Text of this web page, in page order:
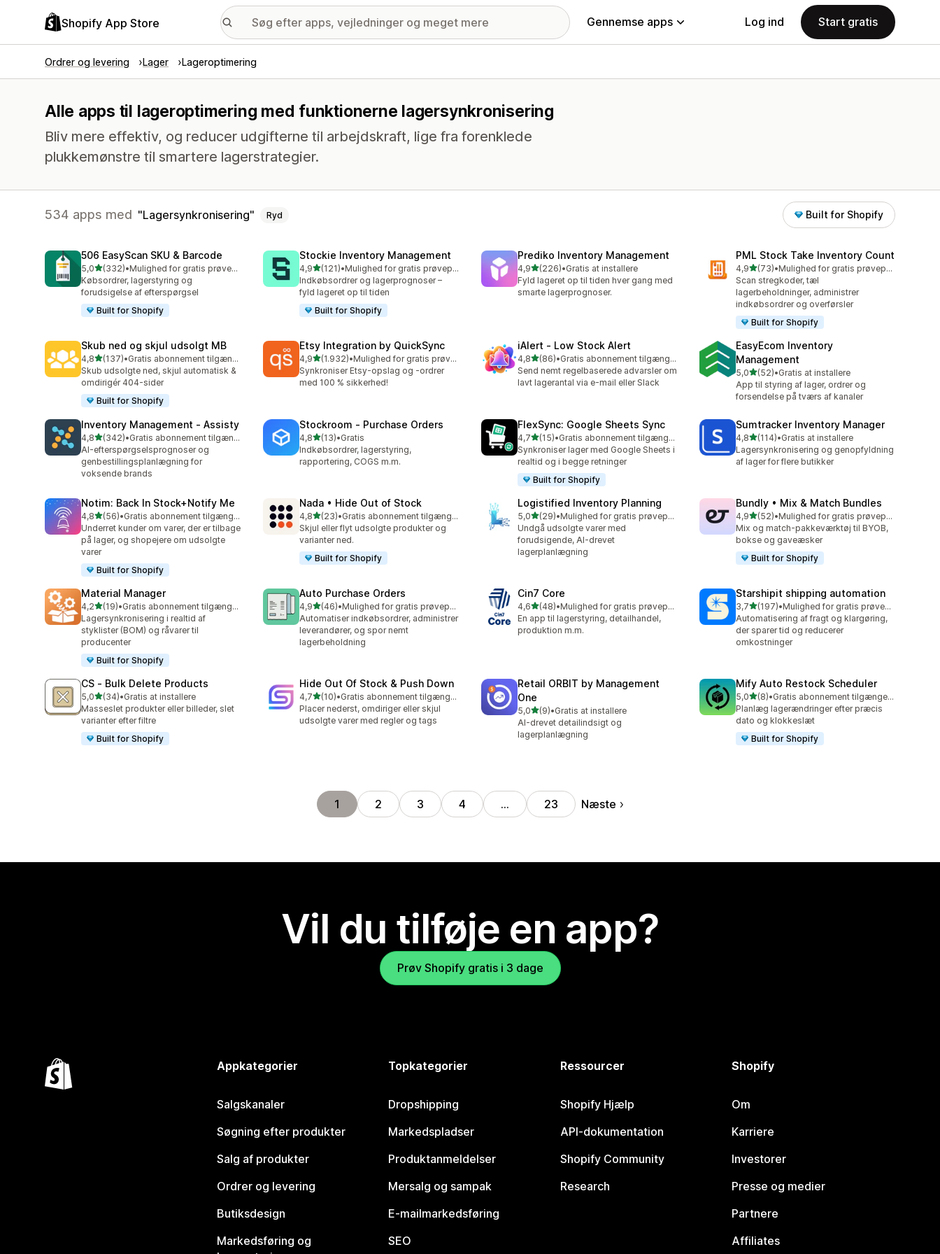
Shopify App Store Gennemse apps Log ind Start gratis
Ordrer og levering Lager Lageroptimering
Alle apps til lageroptimering med funktionerne lagersynkronisering
Bliv mere effektiv, og reducer udgifterne til arbejdskraft, lige fra forenklede
plukkemønstre til smartere lagerstrategier.
534 apps med Lagersynkronisering Ryd Built for Shopify
506 EasyScan SKU & Barcode
5,0ud af 5 stjerner
(332)
332 anmeldelser i alt
•
Mulighed for gratis prøveperiode
Købsordrer, lagerstyring og
forudsigelse af efterspørgsel
Built for Shopify
Stockie Inventory Management
4,9ud af 5 stjerner
(121)
121 anmeldelser i alt
•
Mulighed for gratis prøveperiode
Indkøbsordrer og lagerprognoser –
fyld lageret op til tiden
Built for Shopify
Prediko Inventory Management
4,9ud af 5 stjerner
(226)
226 anmeldelser i alt
•Gratis at installere
Fyld lageret op til tiden hver gang med
smarte lagerprognoser.
PML Stock Take Inventory Count
4,9ud af 5 stjerner
(73)
73 anmeldelser i alt
•
Mulighed for gratis prøveperiode
Scan stregkoder, tæl
lagerbeholdninger, administrer
indkøbsordrer og overførsler
Built for Shopify
Skub ned og skjul udsolgt MB
4,8ud af 5 stjerner
(137)
137 anmeldelser i alt
•
Gratis abonnement tilgængeligt
Skub udsolgte ned, skjul automatisk &
omdirigér 404-sider
Built for Shopify
Etsy Integration by QuickSync
4,9ud af 5 stjerner
(1.932)
1932 anmeldelser i alt
•
Mulighed for gratis prøveperiode
Synkroniser Etsy-opslag og -ordrer
med 100 % sikkerhed!
iAlert ‑ Low Stock Alert
4,8ud af 5 stjerner
(86)
86 anmeldelser i alt
•
Gratis abonnement tilgængeligt
Send nemt regelbaserede advarsler om
lavt lagerantal via e-mail eller Slack
EasyEcom Inventory
Management
5,0ud af 5 stjerner
(52)
52 anmeldelser i alt
•Gratis at installere
App til styring af lager, ordrer og
forsendelse på tværs af kanaler
Inventory Management ‑ Assisty
4,8ud af 5 stjerner
(342)
342 anmeldelser i alt
•
Gratis abonnement tilgængeligt
AI-efterspørgselsprognoser og
genbestillingsplanlægning for
voksende brands
Stockroom ‑ Purchase Orders
4,8ud af 5 stjerner
(13)
13 anmeldelser i alt
•Gratis
Indkøbsordrer, lagerstyring,
rapportering, COGS m.m.
FlexSync: Google Sheets Sync
4,7ud af 5 stjerner
(15)
15 anmeldelser i alt
•
Gratis abonnement tilgængeligt
Synkroniser lager med Google Sheets i
realtid og i begge retninger
Built for Shopify
Sumtracker Inventory Manager
4,8ud af 5 stjerner
(114)
114 anmeldelser i alt
•Gratis at installere
Lagersynkronisering og genopfyldning
af lager for flere butikker
Notim: Back In Stock+Notify Me
4,8ud af 5 stjerner
(56)
56 anmeldelser i alt
•
Gratis abonnement tilgængeligt
Underret kunder om varer, der er tilbage
på lager, og shopejere om udsolgte
varer
Built for Shopify
Nada • Hide Out of Stock
4,8ud af 5 stjerner
(23)
23 anmeldelser i alt
•
Gratis abonnement tilgængeligt
Skjul eller flyt udsolgte produkter og
varianter ned.
Built for Shopify
Logistified Inventory Planning
5,0ud af 5 stjerner
(29)
29 anmeldelser i alt
•
Mulighed for gratis prøveperiode
Undgå udsolgte varer med
forudsigende, AI-drevet
lagerplanlægning
Bundly • Mix & Match Bundles
4,9ud af 5 stjerner
(52)
52 anmeldelser i alt
•
Mulighed for gratis prøveperiode
Mix og match-pakkeværktøj til BYOB,
bokse og gaveæsker
Built for Shopify
Material Manager
4,2ud af 5 stjerner
(19)
19 anmeldelser i alt
•
Gratis abonnement tilgængeligt
Lagersynkronisering i realtid af
styklister (BOM) og råvarer til
producenter
Built for Shopify
Auto Purchase Orders
4,9ud af 5 stjerner
(46)
46 anmeldelser i alt
•
Mulighed for gratis prøveperiode
Automatiser indkøbsordrer, administrer
leverandører, og spor nemt
lagerbeholdning
Cin7 Core
4,6ud af 5 stjerner
(48)
48 anmeldelser i alt
•
Mulighed for gratis prøveperiode
En app til lagerstyring, detailhandel,
produktion m.m.
Starshipit shipping automation
3,7ud af 5 stjerner
(197)
197 anmeldelser i alt
•
Mulighed for gratis prøveperiode
Automatisering af fragt og klargøring,
der sparer tid og reducerer
omkostninger
CS ‑ Bulk Delete Products
5,0ud af 5 stjerner
(34)
34 anmeldelser i alt
•Gratis at installere
Masseslet produkter eller billeder, slet
varianter efter filtre
Built for Shopify
Hide Out Of Stock & Push Down
4,7ud af 5 stjerner
(10)
10 anmeldelser i alt
•
Gratis abonnement tilgængeligt
Placer nederst, omdiriger eller skjul
udsolgte varer med regler og tags
Retail ORBIT by Management
One
5,0ud af 5 stjerner
(9)
9 anmeldelser i alt
•Gratis at installere
AI-drevet detailindsigt og
lagerplanlægning
Mify Auto Restock Scheduler
5,0ud af 5 stjerner
(8)
8 anmeldelser i alt
•
Gratis abonnement tilgængeligt
Planlæg lagerændringer efter præcis
dato og klokkeslæt
Built for Shopify
1 2 3 4 … 23 Næste
Vil du tilføje en app?
Prøv Shopify gratis i 3 dage
Appkategorier
Salgskanaler
Søgning efter produkter
Salg af produkter
Ordrer og levering
Butiksdesign
Markedsføring og
Topkategorier
Dropshipping
Markedspladser
Produktanmeldelser
Mersalg og sampak
E-mailmarkedsføring
SEO
Ressourcer
Shopify Hjælp
API-dokumentation
Shopify Community
Research
Shopify
Om
Karriere
Investorer
Presse og medier
Partnere
Affiliates